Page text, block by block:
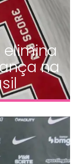
elimina
na